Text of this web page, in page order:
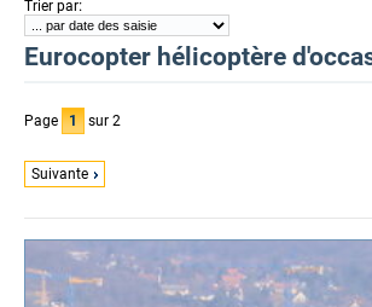
Trier par:
Eurocopter hélicoptère
Page 1 sur 2
Suivante